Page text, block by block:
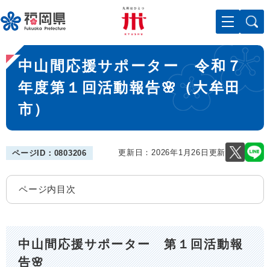
ー
ジ
先
頭
メニューを飛ばして本文へ
本
文
中山間応援サポーター 令和７
年度第１回活動報告🌸（大牟田
市）
ページID：0803206 更新日：2026年1月26日更新
ページ内目次
中山間応援サポーター 第１回活動報
告🌸